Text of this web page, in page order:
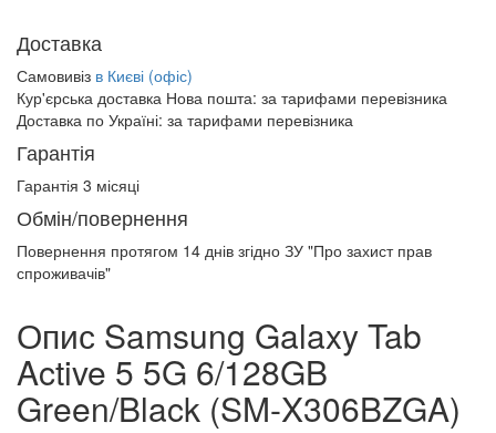
Доставка
Самовивіз в Києві (офіс)
Кур'єрська доставка Нова пошта: за тарифами перевізника
Доставка по Україні: за тарифами перевізника
Гарантія
Гарантія 3 місяці
Обмін/повернення
Повернення протягом 14 днів згідно ЗУ "Про захист прав
спроживачів"
Опис Samsung Galaxy Tab
Active 5 5G 6/128GB
Green/Black (SM-X306BZGA)